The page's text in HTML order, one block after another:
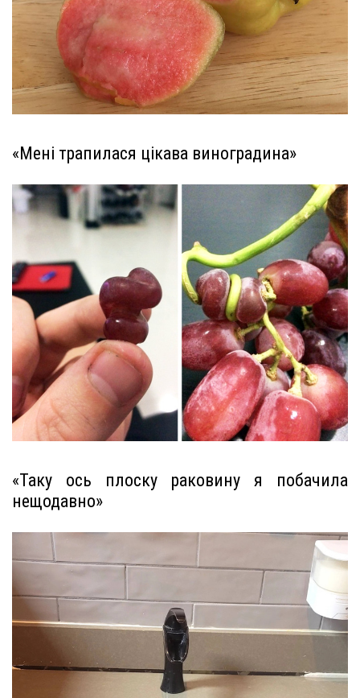
«Мені трапилася цікава виноградина»
«Таку ось плоску раковину я побачила
нещодавно»